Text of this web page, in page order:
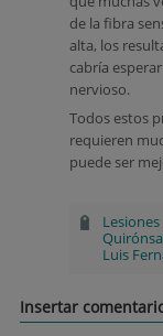
de la fibra
alta, los
cabría
nervioso.
Todos estos
requieren
puede ser
Luis
Insertar